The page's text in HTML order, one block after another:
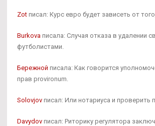
Zot писал: Курс евро будет зависеть от
Burkova писала: Случая отказа в удалении
футболистами.
Бережной писала: Как говорится
прав provironum.
Solovjov писал: Или нотариуса и проверить
Davydov писал: Риторику регулятора